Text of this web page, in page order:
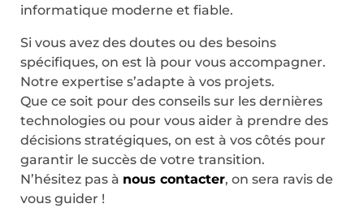
informatique moderne et fiable.
Si vous avez des doutes ou des besoins
spécifiques, on est là pour vous accompagner.
Notre expertise s’adapte à vos projets.
Que ce soit pour des conseils sur les dernières
technologies ou pour vous aider à prendre des
décisions stratégiques, on est à vos côtés pour
garantir le succès de votre transition.
N’hésitez pas à nous contacter, on sera ravis de
vous guider !